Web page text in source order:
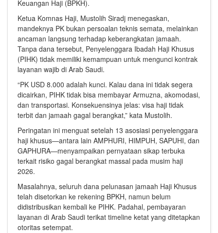
Keuangan Haji (BPKH).
Ketua Komnas Haji, Mustolih Siradj menegaskan,
mandeknya PK bukan persoalan teknis semata, melainkan
ancaman langsung terhadap keberangkatan jamaah.
Tanpa dana tersebut, Penyelenggara Ibadah Haji Khusus
(PIHK) tidak memiliki kemampuan untuk mengunci kontrak
layanan wajib di Arab Saudi.
“PK USD 8.000 adalah kunci. Kalau dana ini tidak segera
dicairkan, PIHK tidak bisa membayar Armuzna, akomodasi,
dan transportasi. Konsekuensinya jelas: visa haji tidak
terbit dan jamaah gagal berangkat,” kata Mustolih.
Peringatan ini menguat setelah 13 asosiasi penyelenggara
haji khusus—antara lain AMPHURI, HIMPUH, SAPUHI, dan
GAPHURA—menyampaikan pernyataan sikap terbuka
terkait risiko gagal berangkat massal pada musim haji
2026.
Masalahnya, seluruh dana pelunasan jamaah Haji Khusus
telah disetorkan ke rekening BPKH, namun belum
didistribusikan kembali ke PIHK. Padahal, pembayaran
layanan di Arab Saudi terikat timeline ketat yang ditetapkan
otoritas setempat.